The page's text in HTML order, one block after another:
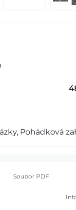
Pohádková
Soubor PDF